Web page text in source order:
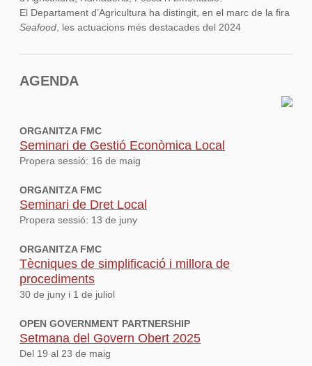
El Departament d’Agricultura ha distingit, en el marc de la fira
Seafood , les actuacions més destacades del 2024
AGENDA
ORGANITZA FMC
Seminari de Gestió Econòmica Local
Propera sessió: 16 de maig
ORGANITZA FMC
Seminari de Dret Local
Propera sessió: 13 de juny
ORGANITZA FMC
Tècniques de simplificació i millora de
procediments
30 de juny i 1 de juliol
OPEN GOVERNMENT PARTNERSHIP
Setmana del Govern Obert 2025
Del 19 al 23 de maig